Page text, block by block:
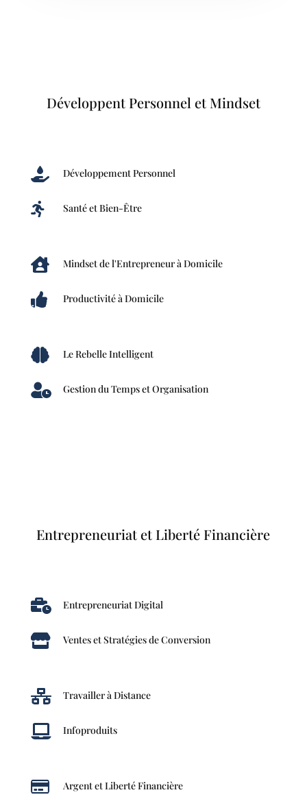
Développent Personnel et Mindset
 Développement Personnel
 Santé et Bien-Être
 Mindset de l'Entrepreneur à Domicile
 Productivité à Domicile
 Le Rebelle Intelligent
 Gestion du Temps et Organisation
Entrepreneuriat et Liberté Financière
 Entrepreneuriat Digital
 Ventes et Stratégies de Conversion
 Travailler à Distance
 Infoproduits
 Argent et Liberté Financière